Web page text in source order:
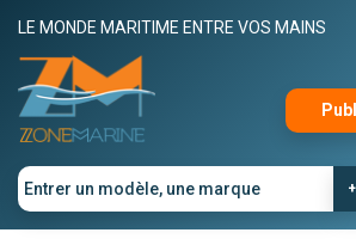
LE MONDE MARITIME ENTRE VOS MAINS